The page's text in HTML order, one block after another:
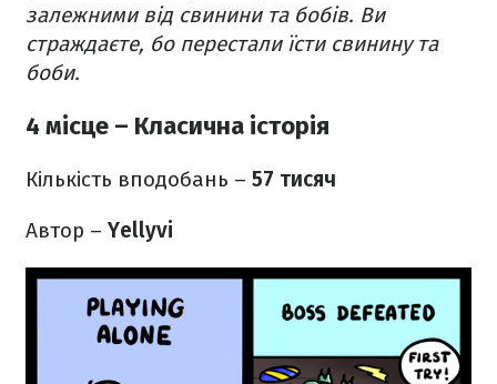
залежними від свинини та бобів. Ви
страждаєте, бо перестали їсти свинину та
боби.
4 місце – Класична історія
Кількість вподобань – 57 тисяч
Автор – Yellyvi